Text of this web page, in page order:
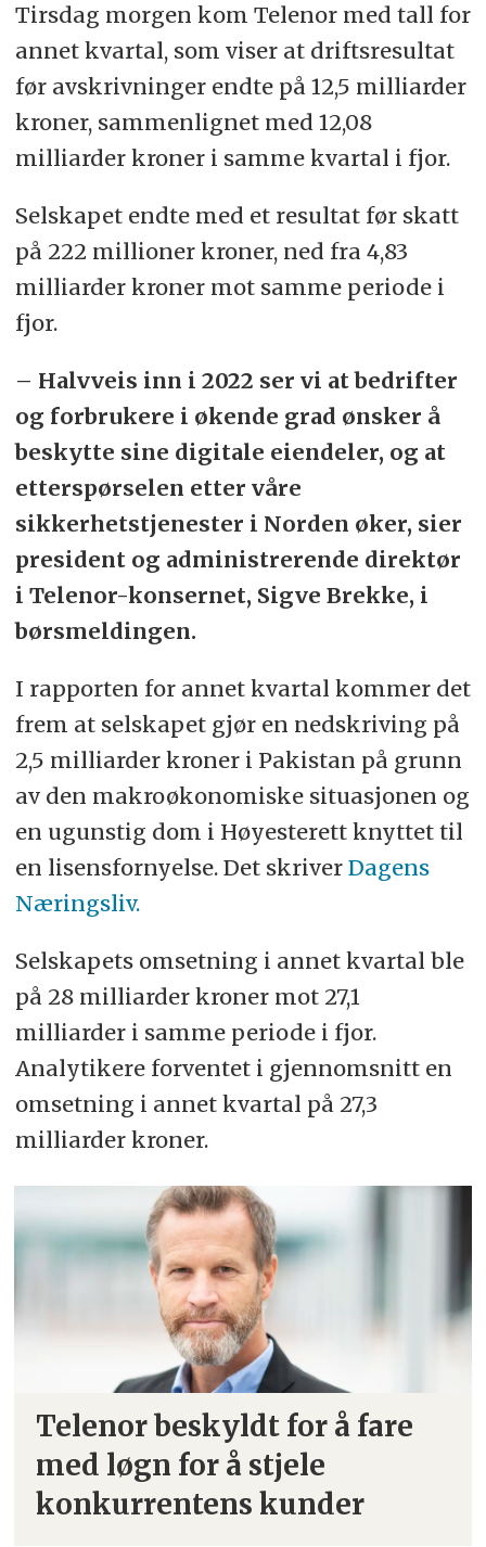
Tirsdag morgen kom Telenor med tall for
annet kvartal, som viser at driftsresultat
før avskrivninger endte på 12,5 milliarder
kroner, sammenlignet med 12,08
milliarder kroner i samme kvartal i fjor.
Selskapet endte med et resultat før skatt
på 222 millioner kroner, ned fra 4,83
milliarder kroner mot samme periode i
fjor.
– Halvveis inn i 2022 ser vi at bedrifter
og forbrukere i økende grad ønsker å
beskytte sine digitale eiendeler, og at
etterspørselen etter våre
sikkerhetstjenester i Norden øker, sier
president og administrerende direktør
i Telenor-konsernet, Sigve Brekke, i
børsmeldingen.
I rapporten for annet kvartal kommer det
frem at selskapet gjør en nedskriving på
2,5 milliarder kroner i Pakistan på grunn
av den makroøkonomiske situasjonen og
en ugunstig dom i Høyesterett knyttet til
en lisensfornyelse. Det skriver Dagens
Næringsliv.
Selskapets omsetning i annet kvartal ble
på 28 milliarder kroner mot 27,1
milliarder i samme periode i fjor.
Analytikere forventet i gjennomsnitt en
omsetning i annet kvartal på 27,3
milliarder kroner.
Telenor beskyldt for å fare
med løgn for å stjele
konkurrentens kunder